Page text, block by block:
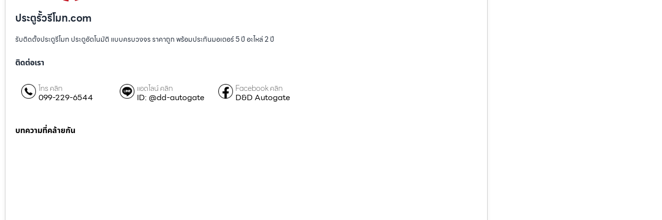
ประตูรั้วรีโมท.com
รับติดตั้งประตูรีโมท ประตูอัตโนมัติ แบบครบวงจร ราคาถูก พร้อมประกันมอเตอร์ 5 ปี อะไหล่ 2 ปี
ติดต่อเรา
โทร คลิก
099-229-6544
แอดไลน์ คลิก
ID: @dd-autogate
Facebook คลิก
D&D Autogate
บทความที่คล้ายกัน